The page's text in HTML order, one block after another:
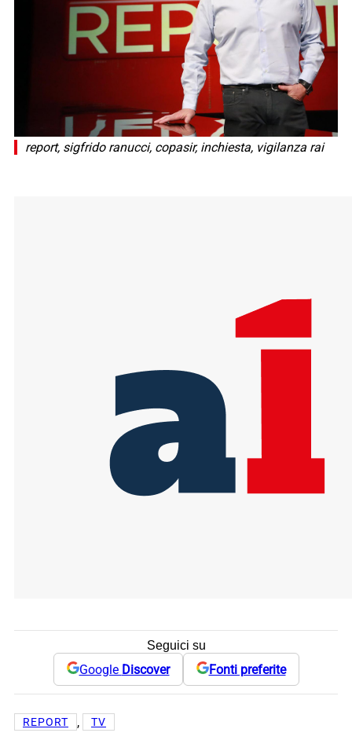
report, sigfrido ranucci, copasir, inchiesta, vigilanza rai
Seguici su
Google Discover Fonti preferite
REPORT , TV